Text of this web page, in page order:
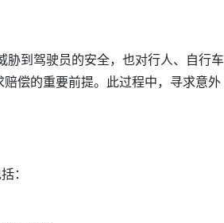
胁到驾驶员的安全，也对行人、自行车
偿的重要前提。此过程中，寻求意外
：